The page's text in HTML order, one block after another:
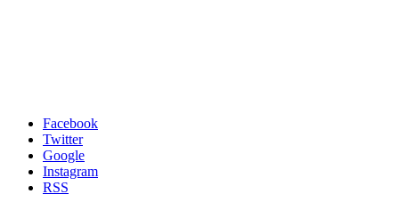
Facebook
Twitter
Google
Instagram
RSS